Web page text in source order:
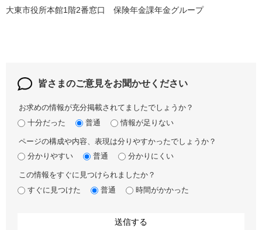
大東市役所本館1階2番窓口 保険年金課年金グループ
皆さまのご意見をお聞かせください
お求めの情報が充分掲載されてましたでしょうか？
十分だった
普通 情報が足りない
ページの構成や内容、表現は分りやすかったでしょうか？
分かりやすい
普通 分かりにくい
この情報をすぐに見つけられましたか？
すぐに見つけた
普通 時間がかかった